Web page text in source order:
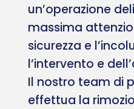
un’operazione
massima
sicurezza e
l’intervento e
Il nostro team di
effettua la